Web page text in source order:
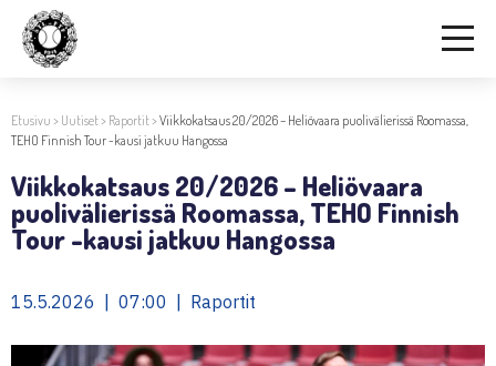
Etusivu > Uutiset> Raportit>Viikkokatsaus 20/2026 – Heliövaara puolivälierissä Roomassa,
TEHO Finnish Tour -kausi jatkuu Hangossa
Viikkokatsaus 20/2026 – Heliövaara
puolivälierissä Roomassa, TEHO Finnish
Tour -kausi jatkuu Hangossa
15.5.2026 | 07:00 | Raportit